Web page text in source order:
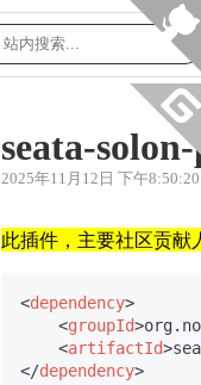
seata-
2025年11月12日 下午8:50:20
此插件，主要社区贡
<dependency>
<groupId>
<artifactId>
</dependency>